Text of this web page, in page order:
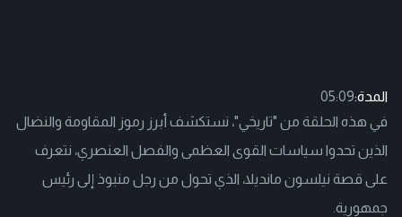
المدة:05:09
في هذه الحلقة من "تاريخي"، نستكشف أبرز رموز المقاومة والنضال
الذين تحدوا سياسات القوى العظمى والفصل العنصري، نتعرف
على قصة نيلسون مانديلا، الذي تحول من رجل منبوذ إلى رئيس
جمهورية.